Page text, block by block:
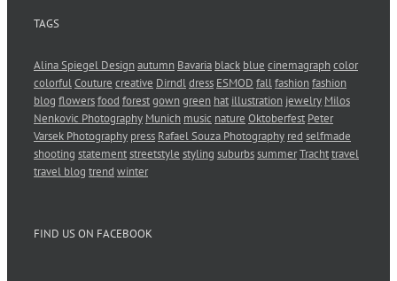
TAGS
Alina Spiegel Designautumn Bavaria black blue cinemagraphcolor
colorfulCouture creative Dirndldress ESMOD fallfashionfashion
blog flowersfood forestgowngreen hat illustration jewelry Milos
Nenkovic Photography Munich music nature Oktoberfest Peter
Varsek Photography press Rafael Souza Photography red selfmade
shooting statementstreetstyle styling suburbssummerTrachttravel
travel blog trend winter
FIND US ON FACEBOOK